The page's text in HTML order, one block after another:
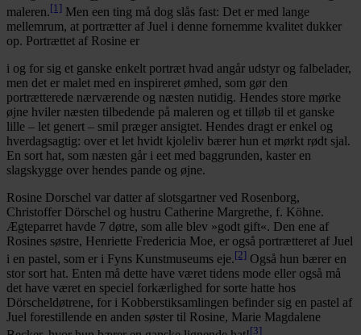
maleren.[1] Men een ting må dog slås fast: Det er med lange
mellemrum, at portrætter af Juel i denne fornemme kvalitet dukker
op. Portrættet af Rosine er
i og for sig et ganske enkelt portræt hvad angår udstyr og falbelader,
men det er malet med en inspireret ømhed, som gør den
portrætterede nærværende og næsten nutidig. Hendes store mørke
øjne hviler næsten tilbedende på maleren og et tilløb til et ganske
lille – let genert – smil præger ansigtet. Hendes dragt er enkel og
hverdagsagtig: over et let hvidt kjoleliv bærer hun et mørkt rødt sjal.
En sort hat, som næsten går i eet med baggrunden, kaster en
slagskygge over hendes pande og øjne.
Rosine Dorschel var datter af slotsgartner ved Rosenborg,
Christoffer Dörschel og hustru Catherine Margrethe, f. Köhne.
Ægteparret havde 7 døtre, som alle blev »godt gift«. Den ene af
Rosines søstre, Henriette Fredericia Moe, er også portrætteret af Juel
i en pastel, som er i Fyns Kunstmuseums eje.[2] Også hun bærer en
stor sort hat. Enten må dette have været tidens mode eller også må
det have været en speciel forkærlighed for sorte hatte hos
Dörscheldøtrene, for i Kobberstiksamlingen befinder sig en pastel af
Juel forestillende en anden søster til Rosine, Marie Magdalene
[3]